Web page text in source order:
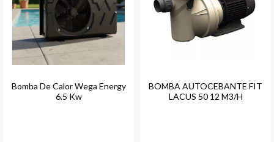
Bomba De Calor Wega Energy
6.5 Kw
BOMBA AUTOCEBANTE FIT
LACUS 50 12 M3/H